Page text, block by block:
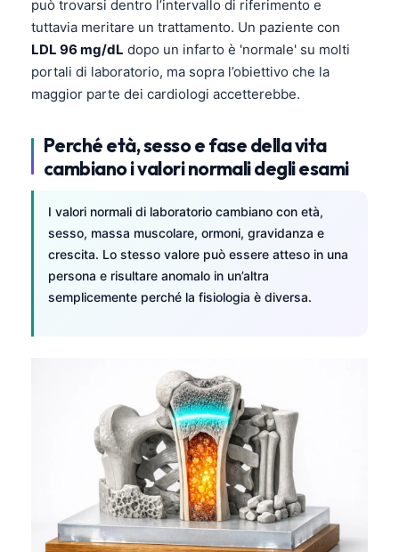
può trovarsi dentro l’intervallo di riferimento e
tuttavia meritare un trattamento. Un paziente con
LDL 96 mg/dL dopo un infarto è 'normale' su molti
portali di laboratorio, ma sopra l’obiettivo che la
maggior parte dei cardiologi accetterebbe.
Perché età, sesso e fase della vita
cambiano i valori normali degli esami
I valori normali di laboratorio cambiano con età,
sesso, massa muscolare, ormoni, gravidanza e
crescita. Lo stesso valore può essere atteso in una
persona e risultare anomalo in un’altra
semplicemente perché la fisiologia è diversa.